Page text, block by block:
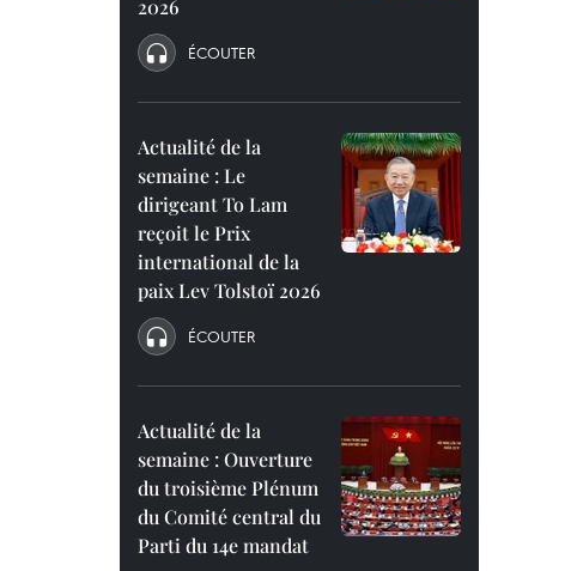
2026
ÉCOUTER
Actualité de la
semaine : Le
dirigeant To Lam
reçoit le Prix
international de la
paix Lev Tolstoï 2026
ÉCOUTER
Actualité de la
semaine : Ouverture
du troisième Plénum
du Comité central du
Parti du 14e mandat